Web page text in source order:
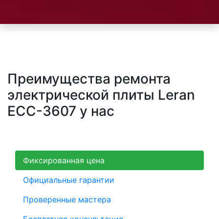
Преимущества ремонта
электрической плиты Leran
ECC-3607 у нас
Фиксированная цена
Официальные гарантии
Проверенные мастера